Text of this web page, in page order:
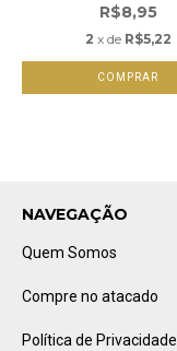
R$8,95
2 x de R$5,22
NAVEGAÇÃO
Quem Somos
Compre no atacado
Política de Privacidade